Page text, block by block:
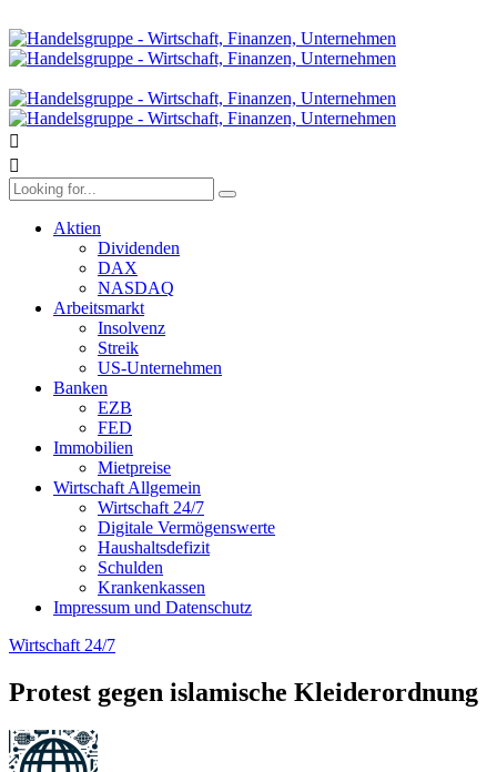
Aktien
Dividenden
DAX
NASDAQ
Arbeitsmarkt
Insolvenz
Streik
US-Unternehmen
Banken
EZB
FED
Immobilien
Mietpreise
Wirtschaft Allgemein
Wirtschaft 24/7
Digitale Vermögenswerte
Haushaltsdefizit
Schulden
Krankenkassen
Impressum und Datenschutz
Wirtschaft 24/7
Protest gegen islamische Kleiderordnung